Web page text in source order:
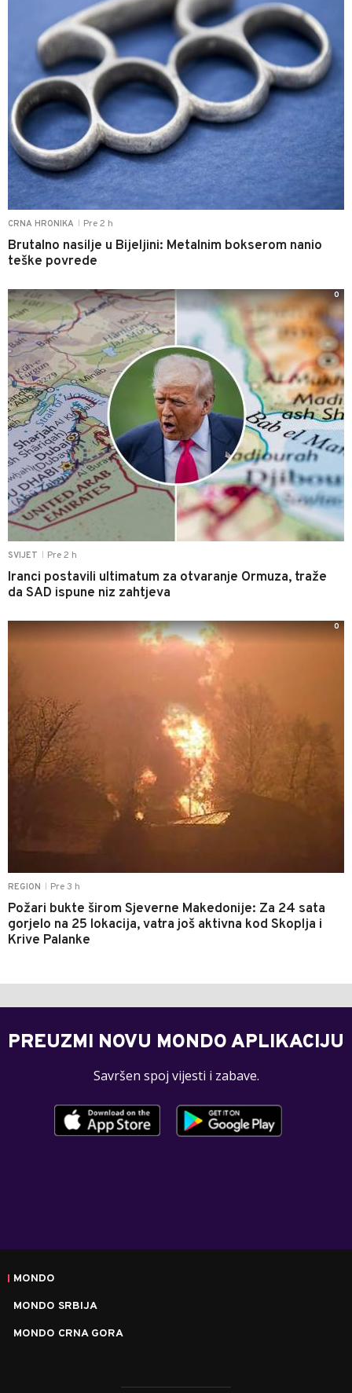
CRNA HRONIKA Pre 2 h
Brutalno nasilje u Bijeljini: Metalnim bokserom nanio
teške povrede
SVIJET Pre 2 h
Iranci postavili ultimatum za otvaranje Ormuza, traže
da SAD ispune niz zahtjeva
0
REGION Pre 3 h
Požari bukte širom Sjeverne Makedonije: Za 24 sata
gorjelo na 25 lokacija, vatra još aktivna kod Skoplja i
Krive Palanke
0
PREUZMI NOVU MONDO APLIKACIJU
Savršen spoj vijesti i zabave.
MONDO
MONDO SRBIJA
MONDO CRNA GORA